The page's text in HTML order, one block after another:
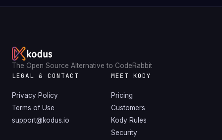
The Open Source Alternative to CodeRabbit
LEGAL & CONTACT
Privacy Policy
Terms of Use
support@kodus.io
MEET KODY
Pricing
Customers
Kody Rules
Security